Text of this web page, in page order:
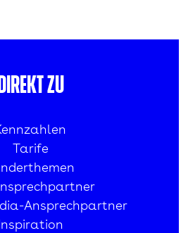
Direkt zu
Tarife
Ansprechpartner